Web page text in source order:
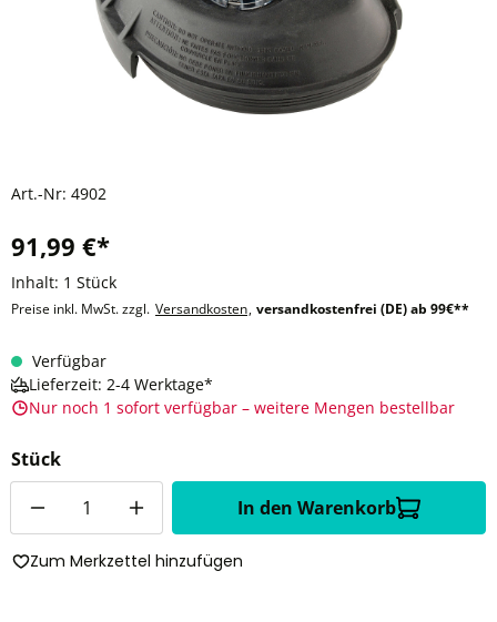
Art.-Nr: 4902
91,99 €*
Inhalt: 1 Stück
Preise inkl. MwSt. zzgl. Versandkosten, versandkostenfrei (DE) ab 99€**
Verfügbar
Lieferzeit: 2-4 Werktage*
Nur noch 1 sofort verfügbar – weitere Mengen bestellbar
Stück
In den Warenkorb
Zum Merkzettel hinzufügen